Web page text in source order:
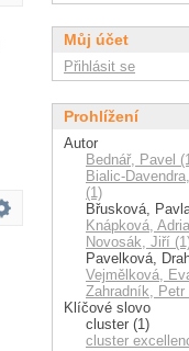
Můj účet
Přihlásit se
Prohlížení
Autor
Bednář, Pavel
Bialic-
(1)
Břusková,
Knápková,
Novosák, Jiří
Pavelková,
Vejmělková,
Zahradník, Petr
Klíčové slovo
cluster (1)
cluster